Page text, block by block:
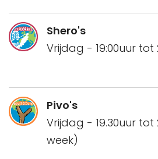
Shero's
Vrijdag - 19:00uur tot
Pivo's
Vrijdag - 19.30uur tot
week)